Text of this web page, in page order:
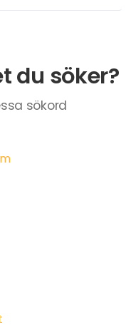
du söker?
sökord